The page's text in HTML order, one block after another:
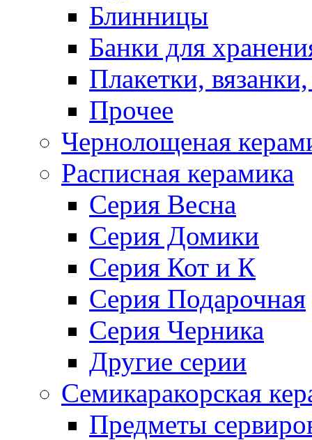
Блинницы
Банки для
Плакетки,
Прочее
Чернолощеная
Расписная керамика
Серия Весна
Серия Домики
Серия Кот и К
Серия Подарочная
Серия Черника
Другие серии
Семикаракорская
Предметы